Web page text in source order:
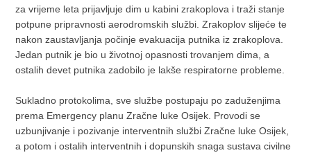
za vrijeme leta prijavljuje dim u kabini zrakoplova i traži stanje
potpune pripravnosti aerodromskih službi. Zrakoplov slijeće te
nakon zaustavljanja počinje evakuacija putnika iz zrakoplova.
Jedan putnik je bio u životnoj opasnosti trovanjem dima, a
ostalih devet putnika zadobilo je lakše respiratorne probleme.
Sukladno protokolima, sve službe postupaju po zaduženjima
prema Emergency planu Zračne luke Osijek. Provodi se
uzbunjivanje i pozivanje interventnih službi Zračne luke Osijek,
a potom i ostalih interventnih i dopunskih snaga sustava civilne